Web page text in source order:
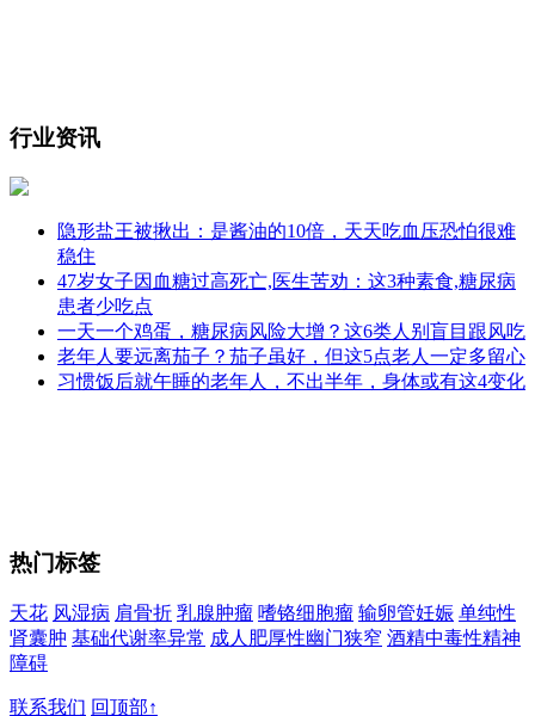
行业资讯
隐形盐王被揪出：是酱油的10倍，天天吃血压恐怕很难
稳住
47岁女子因血糖过高死亡,医生苦劝：这3种素食,糖尿病
患者少吃点
一天一个鸡蛋，糖尿病风险大增？这6类人别盲目跟风吃
老年人要远离茄子？茄子虽好，但这5点老人一定多留心
习惯饭后就午睡的老年人，不出半年，身体或有这4变化
热门标签
天花 风湿病 肩骨折 乳腺肿瘤 嗜铬细胞瘤 输卵管妊娠 单纯性
肾囊肿 基础代谢率异常 成人肥厚性幽门狭窄 酒精中毒性精神
障碍
联系我们 回顶部↑